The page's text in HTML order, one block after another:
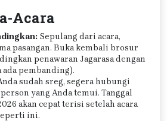
Acara
Sepulang dari acara,
pasangan. Buka kembali brosur
penawaran Jagarasa dengan
pembanding).
sudah sreg, segera hubungi
yang Anda temui. Tanggal
akan cepat terisi setelah acara
ini.